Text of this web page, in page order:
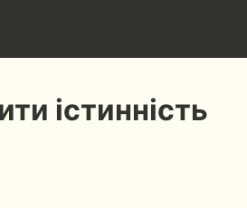
істинність